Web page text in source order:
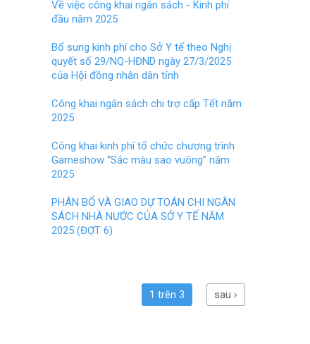
o
o
k
t
Về việc công khai ngân sách - Kinh phí
đầu năm 2025
Bổ sung kinh phí cho Sở Y tế theo Nghị
quyết số 29/NQ-HĐND ngày 27/3/2025
của Hội đồng nhân dân tỉnh
Công khai ngân sách chi trợ cấp Tết năm
2025
Công khai kinh phí tổ chức chương trình
Gameshow “Sắc màu sao vuông” năm
2025
PHÂN BỔ VÀ GIAO DỰ TOÁN CHI NGÂN
SÁCH NHÀ NƯỚC CỦA SỞ Y TẾ NĂM
2025 (ĐỢT 6)
1 trên 3 sau ›